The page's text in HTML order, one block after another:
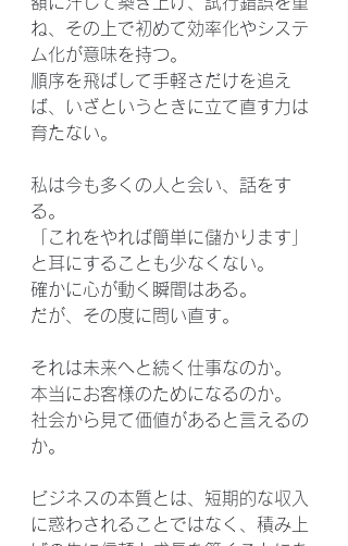
ね、その上で初めて効率化やシステ
ム化が意味を持つ。
順序を飛ばして手軽さだけを追え
ば、いざというときに立て直す力は
育たない。
私は今も多くの人と会い、話をす
る。
「これをやれば簡単に儲かります」
と耳にすることも少なくない。
確かに心が動く瞬間はある。
だが、その度に問い直す。
それは未来へと続く仕事なのか。
本当にお客様のためになるのか。
社会から見て価値があると言えるの
か。
ビジネスの本質とは、短期的な収入
に惑わされることではなく、積み上